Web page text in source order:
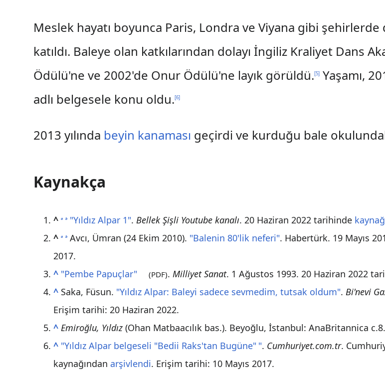
Meslek hayatı boyunca Paris, Londra ve Viyana gibi
katıldı. Baleye olan katkılarından dolayı İngiliz Kraliyet Dans
Ödülü'ne ve 2002'de Onur Ödülü'ne layık görüldü.[5] Yaşamı,
adlı belgesele konu oldu.[6]
2013 yılında beyin kanaması geçirdi ve kurduğu bale
Kaynakça
^ a b "Yıldız Alpar 1".Bellek Şişli Youtube kanalı. 20 Haziran 2022 tarihinde
^ a b Avcı, Ümran (24 Ekim 2010). "Balenin 80'lik neferi". Habertürk. 19 Mayıs
2017.
^ "Pembe Papuçlar" (PDF).Milliyet Sanat. 1 Ağustos 1993. 20 Haziran 2022
^ Saka, Füsun. "Yıldız Alpar: Baleyi sadece sevmedim, tutsak oldum".Bi'nevi
Erişim tarihi:20 Haziran 2022.
^ Emiroğlu, Yıldız (Ohan Matbaacılık bas.). Beyoğlu, İstanbul: AnaBritannica
^ "Yıldız Alpar belgeseli "Bedii Raks'tan Bugüne" ". Cumhuriyet.com.tr.
kaynağından arşivlendi. Erişim tarihi: 10 Mayıs 2017.